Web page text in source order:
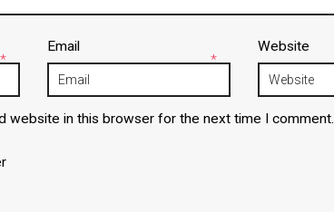
*
Email
*
Website
website in this browser for the next time I comment.